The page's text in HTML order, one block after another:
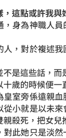
這點或許我與
身為神職人
，對於複述
是這些話，
歲的時候便一
室旁係遠親
從小就是以未
殺死，把女
此她只是淡